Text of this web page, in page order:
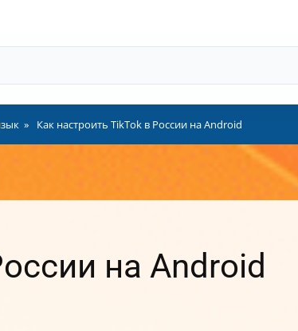
Как настроить TikTok в России на Android
на Android